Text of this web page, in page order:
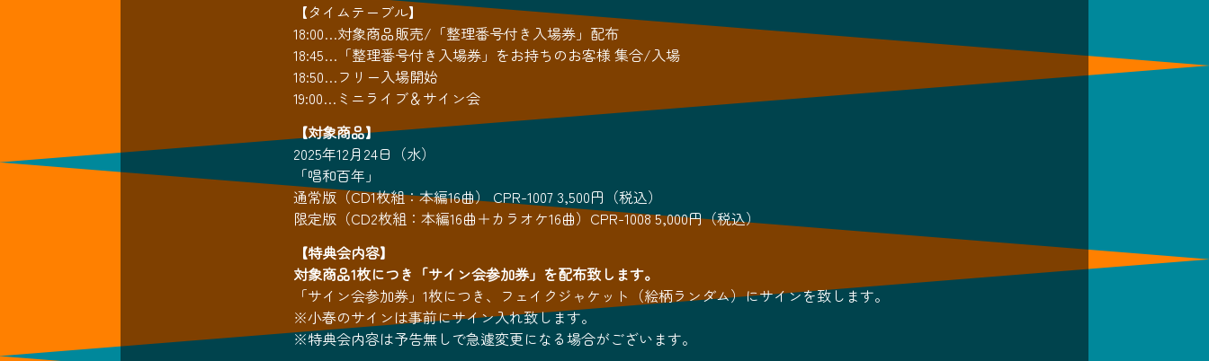
【タイムテーブル】
18:00…対象商品販売/「整理番号付き入場券」配布
18:45…「整理番号付き入場券」をお持ちのお客様 集合/入場
18:50…フリー入場開始
19:00…ミニライブ＆サイン会
【対象商品】
2025年12月24日（水）
「唱和百年」
通常版（CD1枚組：本編16曲） CPR-1007 3,500円（税込）
限定版（CD2枚組：本編16曲＋カラオケ16曲）CPR-1008 5,000円（税込）
【特典会内容】
対象商品1枚につき「サイン会参加券」を配布致します。
「サイン会参加券」1枚につき、フェイクジャケット（絵柄ランダム）にサインを致します。
※小春のサインは事前にサイン入れ致します。
※特典会内容は予告無しで急遽変更になる場合がございます。